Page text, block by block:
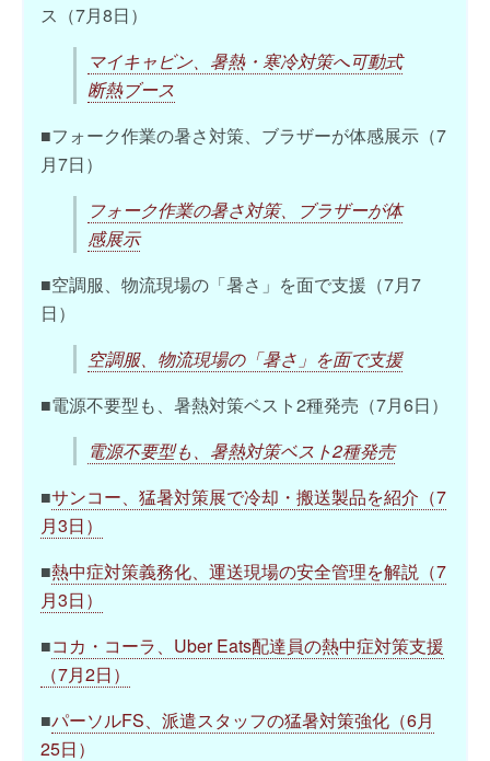
ス（7月8日）
マイキャビン、暑熱・寒冷対策へ可動式
断熱ブース
■フォーク作業の暑さ対策、ブラザーが体感展示（7
月7日）
フォーク作業の暑さ対策、ブラザーが体
感展示
■空調服、物流現場の「暑さ」を面で支援（7月7
日）
空調服、物流現場の「暑さ」を面で支援
■電源不要型も、暑熱対策ベスト2種発売（7月6日）
電源不要型も、暑熱対策ベスト2種発売
■サンコー、猛暑対策展で冷却・搬送製品を紹介（7
月3日）
■熱中症対策義務化、運送現場の安全管理を解説（7
月3日）
■コカ・コーラ、Uber Eats配達員の熱中症対策支援
（7月2日）
■パーソルFS、派遣スタッフの猛暑対策強化（6月
25日）